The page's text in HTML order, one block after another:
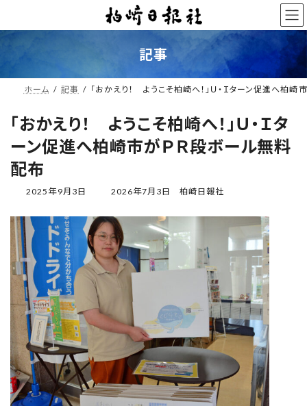
テ
ゲ
記事
ホーム 記事 「おかえり！ ようこそ柏崎へ！」Ｕ・Ｉターン促進へ柏
「おかえり！ ようこそ柏崎へ！」Ｕ・Ｉタ
ーン促進へ柏崎市がＰＲ段ボール無料
配布
2025年9月3日
最
更
新
日
時
:
2026年7月3日 柏崎日報社